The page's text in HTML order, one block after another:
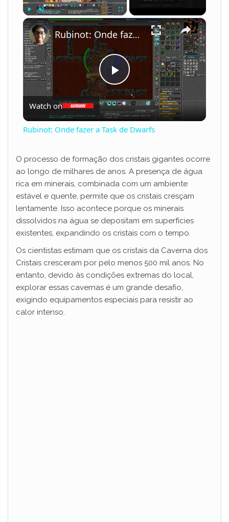
Play Unmute Fullscreen ×
P
l
y
V
i
d
e
Rubinot: Onde fazer a Task de Dwarfs
Watch on
Rubinot: Onde fazer a Task de Dwarfs
O processo de formação dos cristais gigantes ocorre
ao longo de milhares de anos. A presença de água
rica em minerais, combinada com um ambiente
estável e quente, permite que os cristais cresçam
lentamente. Isso acontece porque os minerais
dissolvidos na água se depositam em superfícies
existentes, expandindo os cristais com o tempo.
Os cientistas estimam que os cristais da Caverna dos
Cristais cresceram por pelo menos 500 mil anos. No
entanto, devido às condições extremas do local,
explorar essas cavernas é um grande desafio,
exigindo equipamentos especiais para resistir ao
calor intenso.